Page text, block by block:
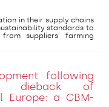
in their supply chains
standards to
from suppliers' farming
following
dieback of
Europe: a CBM-